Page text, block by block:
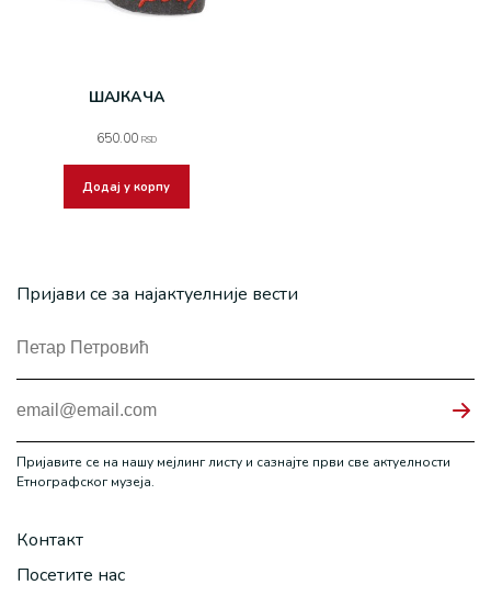
ШАЈКАЧА
650.00 RSD
Додај у корпу
Пријави се за најактуелније вести
Пријавите се на нашу мејлинг листу и сазнајте први све актуелности
Етнографског музеја.
Контакт
Посетите нас